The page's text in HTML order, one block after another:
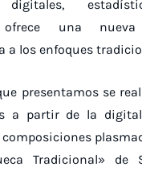
digitales,
ofrece una nueva
a los enfoques
presentamos se
a partir de la
Tradicional» de